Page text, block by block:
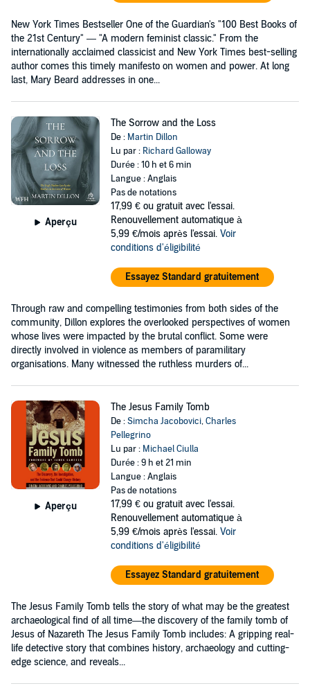
New York Times Bestseller One of the Guardian's "100 Best Books of
the 21st Century" — "A modern feminist classic." From the
internationally acclaimed classicist and New York Times best-selling
author comes this timely manifesto on women and power. At long
last, Mary Beard addresses in one...
Aperçu
The Sorrow and the Loss
De : Martin Dillon
Lu par : Richard Galloway
Durée : 10 h et 6 min
Langue : Anglais
Pas de notations
17,99 € ou gratuit avec l'essai.
Renouvellement automatique à
5,99 €/mois après l'essai. Voir
conditions d'éligibilité
Essayez Standard gratuitement
Through raw and compelling testimonies from both sides of the
community, Dillon explores the overlooked perspectives of women
whose lives were impacted by the brutal conflict. Some were
directly involved in violence as members of paramilitary
organisations. Many witnessed the ruthless murders of...
Aperçu
The Jesus Family Tomb
De :Simcha Jacobovici,Charles
Pellegrino
Lu par : Michael Ciulla
Durée : 9 h et 21 min
Langue : Anglais
Pas de notations
17,99 € ou gratuit avec l'essai.
Renouvellement automatique à
5,99 €/mois après l'essai. Voir
conditions d'éligibilité
Essayez Standard gratuitement
The Jesus Family Tomb tells the story of what may be the greatest
archaeological find of all time—the discovery of the family tomb of
Jesus of Nazareth The Jesus Family Tomb includes: A gripping real-
life detective story that combines history, archaeology and cutting-
edge science, and reveals...